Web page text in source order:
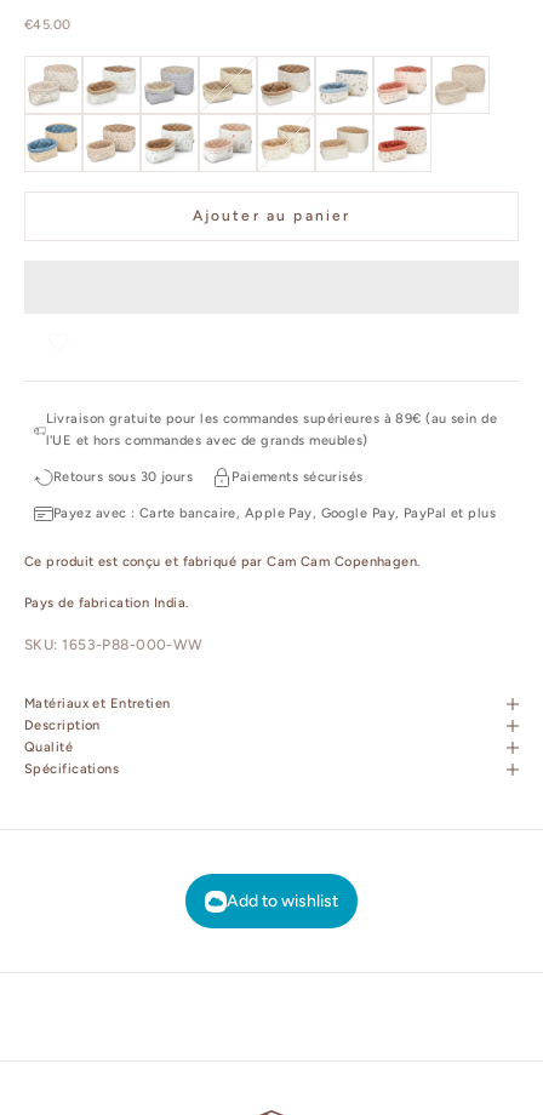
Prix de vente
€45.00
OCS Lierre/AlmondOCS Dreamland/Camel
OCS Classic Stripes Blue, Praline
OCS Ashley, LatteOCS Classic Stripes Camel/ Camel
OCS - Sea Garden
OCS - BowsOCS - Praline
OCS - OatfieldOCS - AugustaOCS - Blueberries
OCS - CarouselOCS - Vintage Toys
OCS - RowanOCS - Berries
Ajouter au panier
Livraison gratuite pour les commandes supérieures à 89€ (au sein de
l'UE et hors commandes avec de grands meubles)
Retours sous 30 jours Paiements sécurisés
Payez avec : Carte bancaire, Apple Pay, Google Pay, PayPal et plus
Ce produit est conçu et fabriqué par Cam Cam Copenhagen.
Pays de fabrication India.
SKU: 1653-P88-000-WW
Matériaux et Entretien
Description
Qualité
Spécifications
Add to wishlist